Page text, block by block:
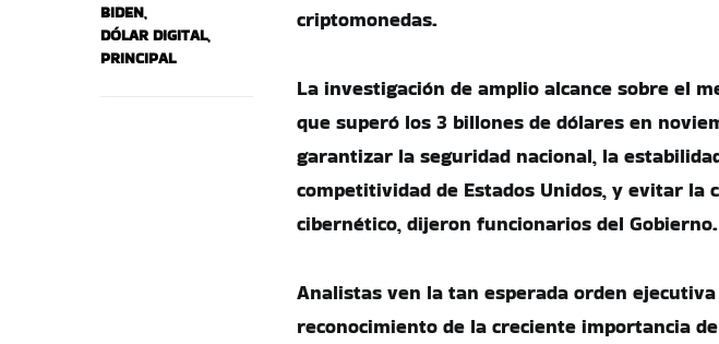
BIDEN,
DÓLAR DIGITAL,
PRINCIPAL
criptomonedas.
La investigación de amplio alcance sobre el
que superó los 3 billones de dólares en
garantizar la seguridad nacional, la
competitividad de Estados Unidos, y evitar la
cibernético, dijeron funcionarios del Gobierno.
Analistas ven la tan esperada orden
reconocimiento de la creciente importancia